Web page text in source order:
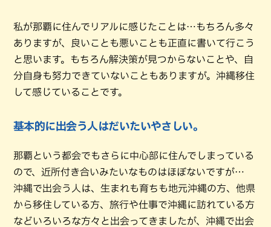
私が那覇に住んでリアルに感じたことは…もちろん多々
ありますが、良いことも悪いことも正直に書いて行こう
と思います。もちろん解決策が見つからないことや、自
分自身も努力できていないこともありますが。沖縄移住
して感じていることです。
基本的に出会う人はだいたいやさしい。
那覇という都会でもさらに中心部に住んでしまっている
ので、近所付き合いみたいなものはほぼないですが…
沖縄で出会う人は、生まれも育ちも地元沖縄の方、他県
から移住している方、旅行や仕事で沖縄に訪れている方
などいろいろな方々と出会ってきましたが、沖縄で出会